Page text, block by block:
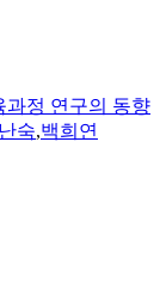
과정 연구의 동향
숙,백희연